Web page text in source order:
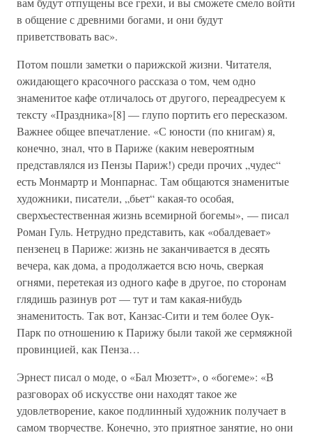
в общение с древними богами, и они будут
приветствовать вас».
Потом пошли заметки о парижской жизни. Читателя,
ожидающего красочного рассказа о том, чем одно
знаменитое кафе отличалось от другого, переадресуем к
тексту «Праздника»[8] — глупо портить его пересказом.
Важнее общее впечатление. «С юности (по книгам) я,
конечно, знал, что в Париже (каким невероятным
представлялся из Пензы Париж!) среди прочих „чудес“
есть Монмартр и Монпарнас. Там общаются знаменитые
художники, писатели, „бьет“ какая-то особая,
сверхъестественная жизнь всемирной богемы», — писал
Роман Гуль. Нетрудно представить, как «обалдевает»
пензенец в Париже: жизнь не заканчивается в десять
вечера, как дома, а продолжается всю ночь, сверкая
огнями, перетекая из одного кафе в другое, по сторонам
глядишь разинув рот — тут и там какая-нибудь
знаменитость. Так вот, Канзас-Сити и тем более Оук-
Парк по отношению к Парижу были такой же сермяжной
провинцией, как Пенза…
Эрнест писал о моде, о «Бал Мюзетт», о «богеме»: «В
разговорах об искусстве они находят такое же
удовлетворение, какое подлинный художник получает в
самом творчестве. Конечно, это приятное занятие, но они